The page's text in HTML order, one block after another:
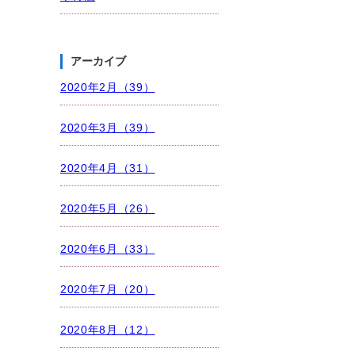
アーカイブ
2020年2月（39）
2020年3月（39）
2020年4月（31）
2020年5月（26）
2020年6月（33）
2020年7月（20）
2020年8月（12）